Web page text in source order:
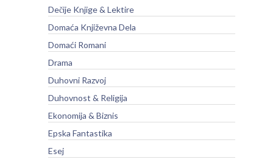
Dečije Knjige & Lektire
Domaća Književna Dela
Domaći Romani
Drama
Duhovni Razvoj
Duhovnost & Religija
Ekonomija & Biznis
Epska Fantastika
Esej